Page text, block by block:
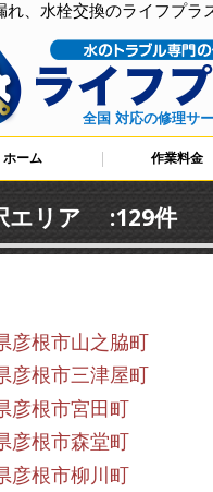
れ、水栓交換のライフプラ
全国 対応の修理サ
ホーム 作業料金
エリア :129件
彦根市山之脇町
彦根市三津屋町
彦根市宮田町
彦根市森堂町
彦根市柳川町